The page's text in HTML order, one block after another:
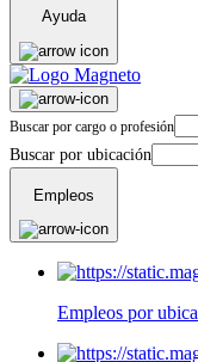
Ayuda
Buscar por cargo o profesión
Buscar por ubicación
Empleos
Empleos por